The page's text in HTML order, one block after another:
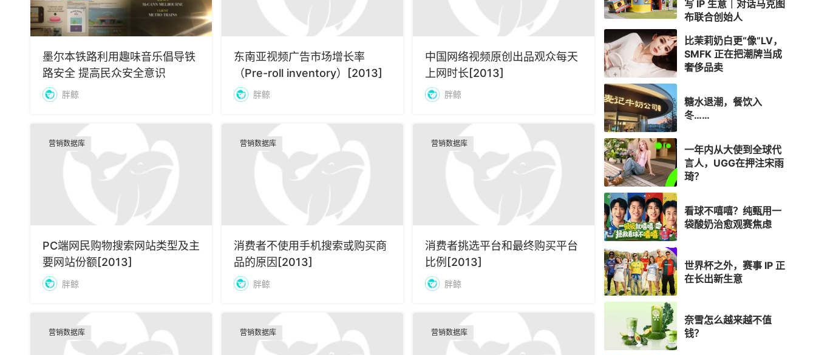
墨尔本铁路利用趣味音乐倡导铁
路安全 提高民众安全意识
胖鲸
东南亚视频广告市场增长率
（Pre-roll inventory）[2013]
胖鲸
中国网络视频原创出品观众每天
上网时长[2013]
胖鲸
营销数据库
PC端网民购物搜索网站类型及主
要网站份额[2013]
胖鲸
营销数据库
消费者不使用手机搜索或购买商
品的原因[2013]
胖鲸
营销数据库
消费者挑选平台和最终购买平台
比例[2013]
胖鲸
营销数据库 营销数据库 营销数据库
写 IP 生意｜对话马克图
布联合创始人
比茉莉奶白更“像”LV，
SMFK 正在把潮牌当成
奢侈品卖
糖水退潮，餐饮入
冬……
一年内从大使到全球代
言人，UGG在押注宋雨
琦？
看球不嘻嘻？纯甄用一
袋酸奶治愈观赛焦虑
世界杯之外，赛事 IP 正
在长出新生意
奈雪怎么越来越不值
钱？